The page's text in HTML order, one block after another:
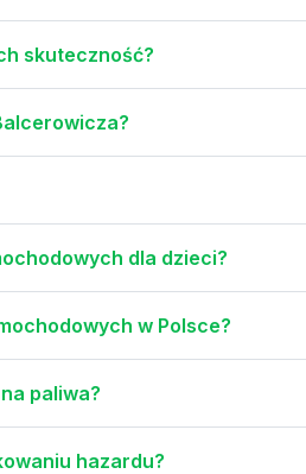
skuteczność?
dla dzieci?
w Polsce?
paliwa?
hazardu?